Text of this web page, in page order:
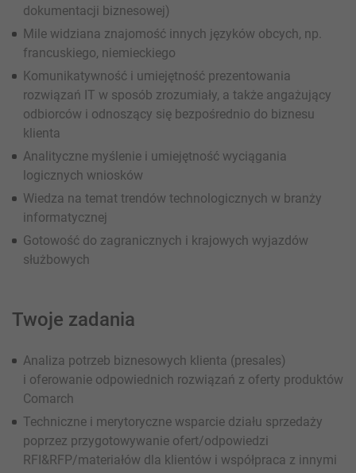
dokumentacji biznesowej)
Mile widziana znajomość innych języków obcych, np.
francuskiego, niemieckiego
Komunikatywność i umiejętność prezentowania
rozwiązań IT w sposób zrozumiały, a także angażujący
odbiorców i odnoszący się bezpośrednio do biznesu
klienta
Analityczne myślenie i umiejętność wyciągania
logicznych wniosków
Wiedza na temat trendów technologicznych w branży
informatycznej
Gotowość do zagranicznych i krajowych wyjazdów
służbowych
Twoje zadania
Analiza potrzeb biznesowych klienta (presales)
i oferowanie odpowiednich rozwiązań z oferty produktów
Comarch
Techniczne i merytoryczne wsparcie działu sprzedaży
poprzez przygotowywanie ofert/odpowiedzi
RFI&RFP/materiałów dla klientów i współpraca z innymi